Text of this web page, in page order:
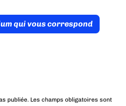
qui vous correspond
publiée. Les champs obligatoires sont